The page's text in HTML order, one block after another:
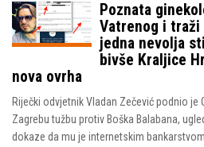
Poznata
Vatrenog i traži
jedna nevolja
bivše Kraljice
nova ovrha
Riječki odvjetnik Vladan Zečević podnio
Zagrebu tužbu protiv Boška Balabana,
dokaze da mu je internetskim